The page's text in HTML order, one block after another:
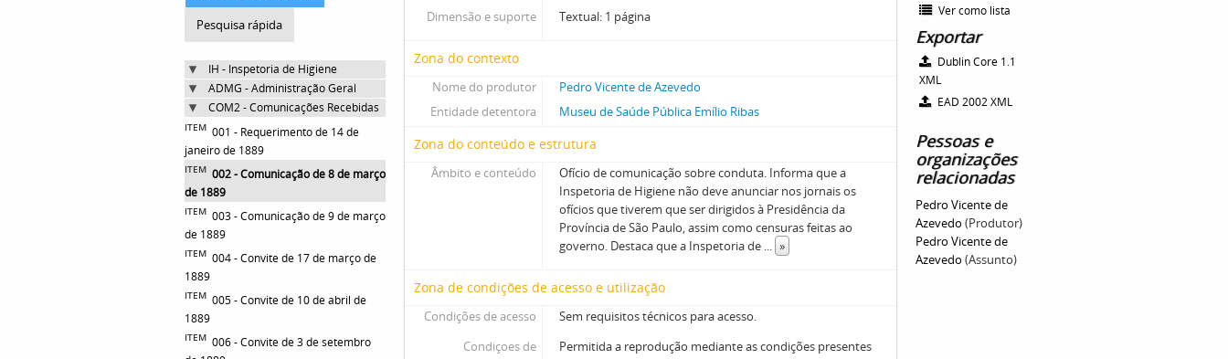
Pesquisa rápida
IH - Inspetoria de Higiene
ADMG - Administração Geral
COM2 - Comunicações Recebidas
ITEM 001 - Requerimento de 14 de
janeiro de 1889
ITEM 002 - Comunicação de 8 de março
de 1889
ITEM 003 - Comunicação de 9 de março
de 1889
ITEM 004 - Convite de 17 de março de
1889
ITEM 005 - Convite de 10 de abril de
1889
ITEM 006 - Convite de 3 de setembro
Dimensão e suporte
Textual: 1 página
Zona do contexto
Nome do produtor
Pedro Vicente de Azevedo
Entidade detentora
Museu de Saúde Pública Emílio Ribas
Zona do conteúdo e estrutura
Âmbito e conteúdo
Ofício de comunicação sobre conduta. Informa que a
Inspetoria de Higiene não deve anunciar nos jornais os
ofícios que tiverem que ser dirigidos à Presidência da
Província de São Paulo, assim como censuras feitas ao
governo. Destaca que a Inspetoria de ... »
Zona de condições de acesso e utilização
Condições de acesso
Sem requisitos técnicos para acesso.
Condiçoes de
Permitida a reprodução mediante as condições presentes
Ver como lista
Exportar
Dublin Core 1.1
XML
EAD 2002 XML
Pessoas e
organizações
relacionadas
Pedro Vicente de
Azevedo (Produtor)
Pedro Vicente de
Azevedo (Assunto)